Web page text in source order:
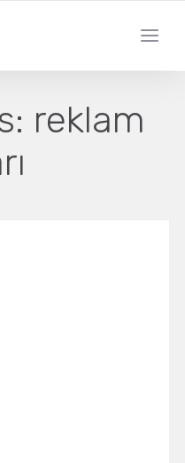
reklam